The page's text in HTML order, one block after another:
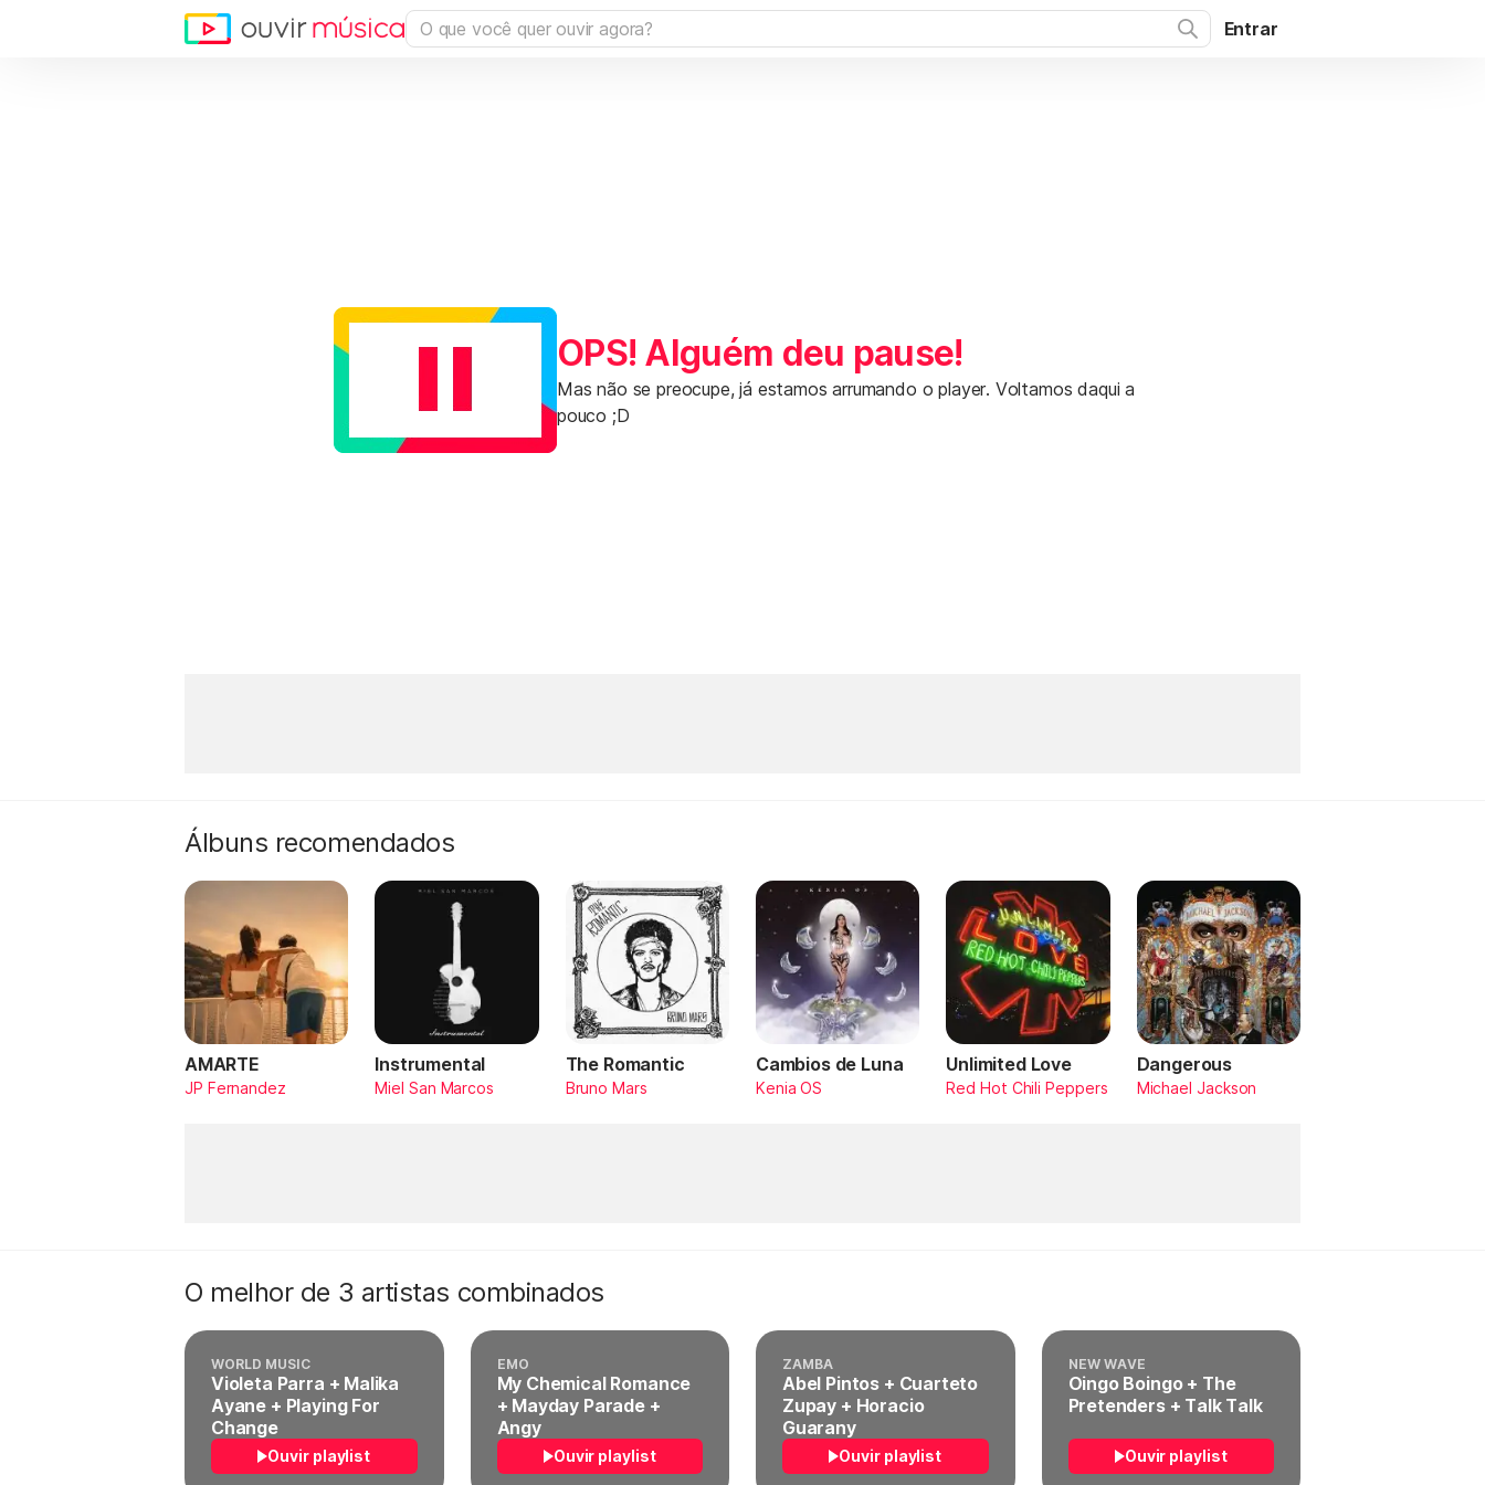
Entrar
OPS! Alguém deu pause!
Mas não se preocupe, já estamos arrumando o player. Voltamos daqui a
pouco ;D
Álbuns recomendados
AMARTE
JP Fernandez
Instrumental
Miel San Marcos
The Romantic
Bruno Mars
Cambios de Luna
Kenia OS
Unlimited Love
Red Hot Chili Peppers
Dangerous
Michael Jackson
O melhor de 3 artistas combinados
WORLD MUSIC
Violeta Parra + Malika
Ayane + Playing For
Change
Ouvir playlist
EMO
My Chemical Romance
+ Mayday Parade +
Angy
Ouvir playlist
ZAMBA
Abel Pintos + Cuarteto
Zupay + Horacio
Guarany
Ouvir playlist
NEW WAVE
Oingo Boingo + The
Pretenders + Talk Talk
Ouvir playlist